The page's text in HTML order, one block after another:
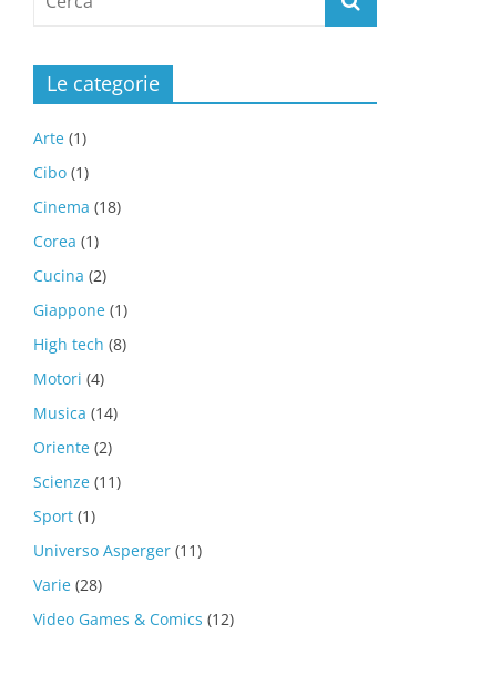
Le categorie
Arte (1)
Cibo (1)
Cinema (18)
Corea (1)
Cucina (2)
Giappone (1)
High tech (8)
Motori (4)
Musica (14)
Oriente (2)
Scienze (11)
Sport (1)
Universo Asperger (11)
Varie (28)
Video Games & Comics (12)